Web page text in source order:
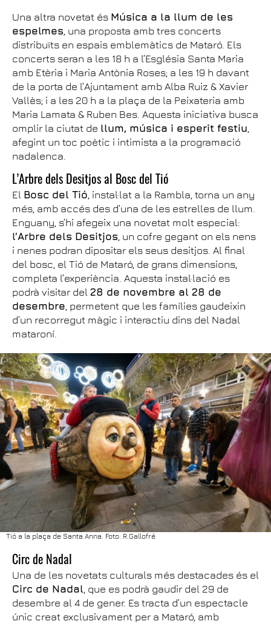
Una altra novetat és Música a la llum de les
espelmes, una proposta amb tres concerts
distribuïts en espais emblemàtics de Mataró. Els
concerts seran a les 18 h a l’Església Santa Maria
amb Etèria i Maria Antònia Roses; a les 19 h davant
de la porta de l’Ajuntament amb Alba Ruiz & Xavier
Vallès; i a les 20 h a la plaça de la Peixateria amb
Maria Lamata & Ruben Bes. Aquesta iniciativa busca
omplir la ciutat de llum, música i esperit festiu,
afegint un toc poètic i intimista a la programació
nadalenca.
L’Arbre dels Desitjos al Bosc del Tió
El Bosc del Tió, instal·lat a la Rambla, torna un any
més, amb accés des d’una de les estrelles de llum.
Enguany, s’hi afegeix una novetat molt especial:
l’Arbre dels Desitjos, un cofre gegant on els nens
i nenes podran dipositar els seus desitjos. Al final
del bosc, el Tió de Mataró, de grans dimensions,
completa l’experiència. Aquesta instal·lació es
podrà visitar del 28 de novembre al 28 de
desembre, permetent que les famílies gaudeixin
d’un recorregut màgic i interactiu dins del Nadal
mataroní.
Tió a la plaça de Santa Anna. Foto: R.Gallofré
Circ de Nadal
Una de les novetats culturals més destacades és el
Circ de Nadal, que es podrà gaudir del 29 de
desembre al 4 de gener. Es tracta d’un espectacle
únic creat exclusivament per a Mataró, amb